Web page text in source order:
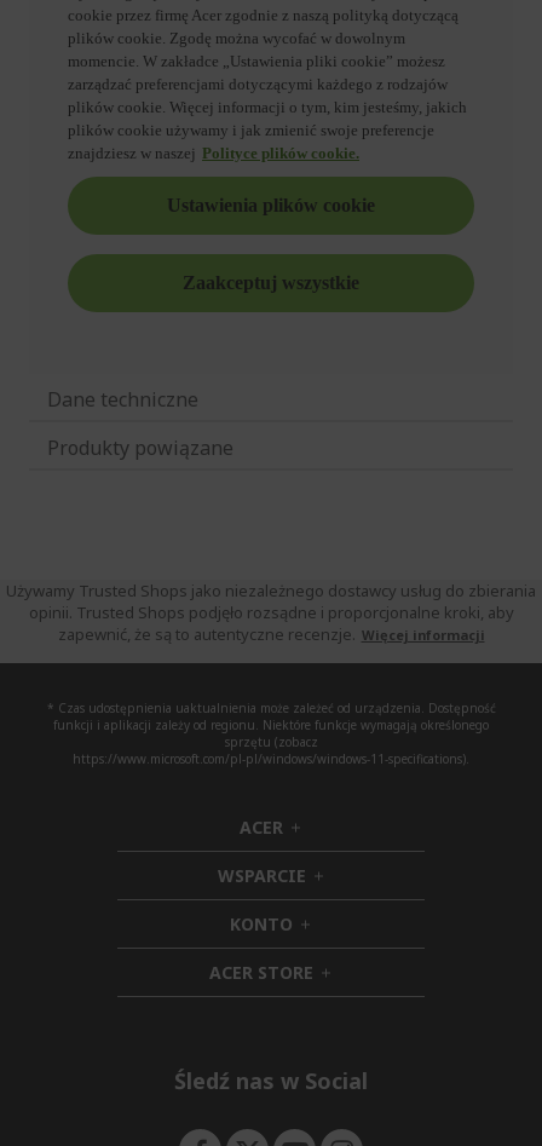
Dane techniczne
Produkty powiązane
Używamy Trusted Shops jako niezależnego dostawcy usług do zbierania
opinii. Trusted Shops podjęło rozsądne i proporcjonalne kroki, aby
zapewnić, że są to autentyczne recenzje. Więcej informacji
* Czas udostępnienia uaktualnienia może zależeć od urządzenia. Dostępność
funkcji i aplikacji zależy od regionu. Niektóre funkcje wymagają określonego
sprzętu (zobacz
https://www.microsoft.com/pl-pl/windows/windows-11-specifications).
ACER h
i
d
d
e
n
WSPARCIE h
i
d
e
n
KONTO h
i
d
d
ACER STORE h
i
e
Śledź nas w Social